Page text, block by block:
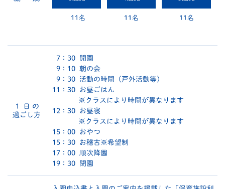
11名 11名 11名
１ 日 の
過ごし方
7：30 開園
9：10 朝の会
9：30 活動の時間（戸外活動等）
11：30 お昼ごはん
※クラスにより時間が異なります
12：30 お昼寝
※クラスにより時間が異なります
15：00 おやつ
15：30 お稽古※希望制
17：00 順次降園
19：30 閉園